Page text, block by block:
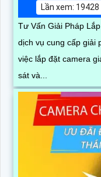
Lần xem: 19428
Tư Vấn Giải Pháp
dịch vụ cung cấp giải
việc lắp đặt camera giám sát. Đội ngũ tư
sát và...